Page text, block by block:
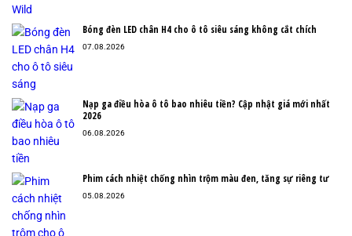
Bóng đèn LED chân H4 cho ô tô siêu sáng không cắt chích
07.08.2026
Nạp ga điều hòa ô tô bao nhiêu tiền? Cập nhật giá mới nhất
2026
06.08.2026
Phim cách nhiệt chống nhìn trộm màu đen, tăng sự riêng tư
05.08.2026